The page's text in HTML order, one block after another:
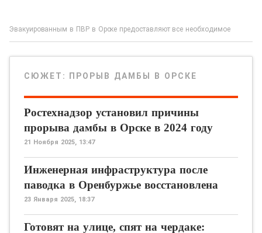
Эвакуированным в ПВР в Орске предоставляют все необходимое
СЮЖЕТ: ПРОРЫВ ДАМБЫ В ОРСКЕ
Ростехнадзор установил причины
прорыва дамбы в Орске в 2024 году
21 Ноября 2025, 13:47
Инженерная инфраструктура после
паводка в Оренбуржье восстановлена
23 Января 2025, 18:37
Готовят на улице, спят на чердаке: